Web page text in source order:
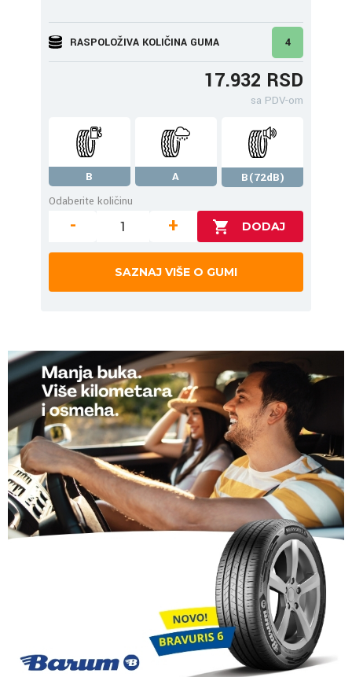
RASPOLOŽIVA KOLIČINA GUMA 4
17.932 RSD
sa PDV-om
B A
B(72dB)
Odaberite količinu
- +
SAZNAJ VIŠE O GUMI